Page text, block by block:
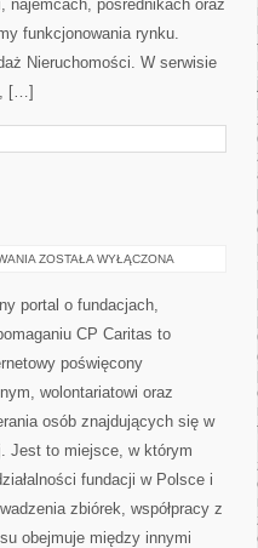
najemcach, pośrednikach oraz
funkcjonowania rynku.
Nieruchomości. W serwisie
[…]
KOORDYNACJA
ZOSTAŁA WYŁĄCZONA
portal o fundacjach,
CP Caritas to
poświęcony
wolontariatowi oraz
osób znajdujących się w
Jest to miejsce, w którym
fundacji w Polsce i
zbiórek, współpracy z
obejmuje między innymi